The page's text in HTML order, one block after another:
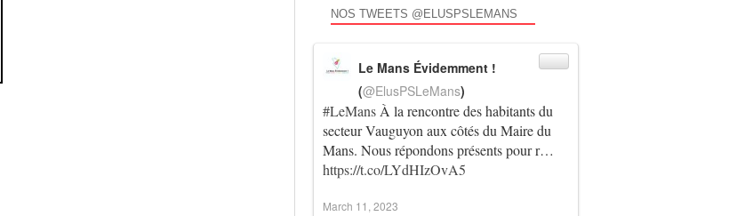
NOS TWEETS @ELUSPSLEMANS
#LeMans À la rencontre des habitants du
secteur Vauguyon aux côtés du Maire du
Mans. Nous répondons présents pour r…
https://t.co/LYdHIzOvA5
Le Mans Évidemment !
(@ElusPSLeMans)
March 11, 2023